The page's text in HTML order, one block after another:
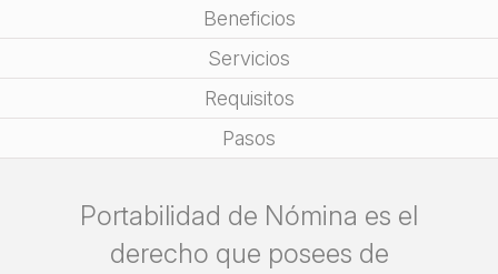
Beneficios
Servicios
Requisitos
Pasos
Portabilidad de Nómina es el
derecho que posees de